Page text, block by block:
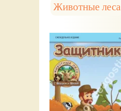
Животные леса